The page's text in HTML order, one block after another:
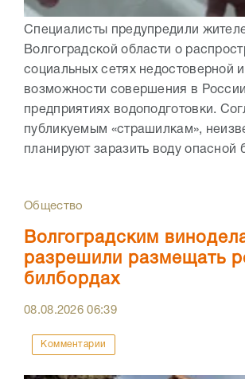
Специалисты предупредили
Волгоградской области о
социальных сетях недостоверной
возможности совершения в
предприятиях водоподготовки.
публикуемым «страшилкам»,
планируют заразить воду опасной
Общество
Волгоградским
разрешили размещать
билбордах
08.08.202606:39
Комментарии